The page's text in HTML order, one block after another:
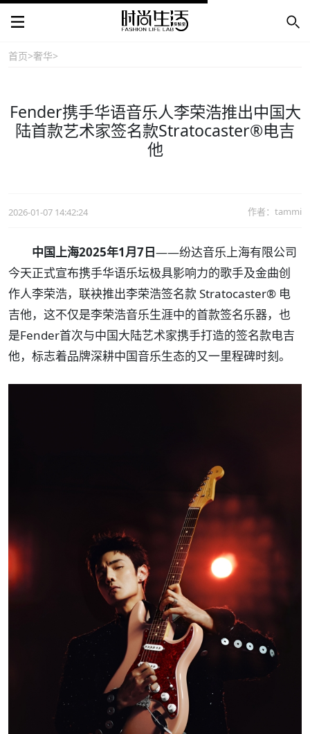
首页>奢华>
Fender携手华语音乐人李荣浩推出中国大
陆首款艺术家签名款Stratocaster®电吉
他
2026-01-07 14:42:24 作者：tammi
中国上海2025年1月7日——纷达音乐上海有限公司
今天正式宣布携手华语乐坛极具影响力的歌手及金曲创
作人李荣浩，联袂推出李荣浩签名款 Stratocaster® 电
吉他，这不仅是李荣浩音乐生涯中的首款签名乐器，也
是Fender首次与中国大陆艺术家携手打造的签名款电吉
他，标志着品牌深耕中国音乐生态的又一里程碑时刻。